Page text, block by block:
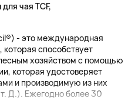
чая TCF,
- это международная
способствует
хозяйством с помощью
которая удостоверяет
и производимую из них
Д.). Ежегодно более 30